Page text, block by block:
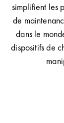
simplifient les
de
dans le
dispositifs de